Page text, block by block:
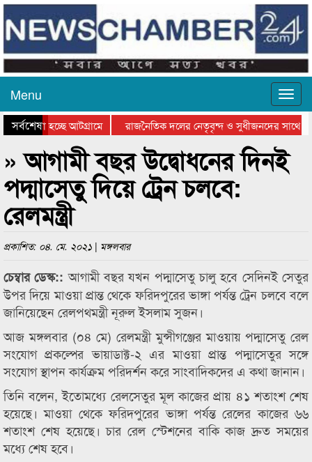
Menu
সর্বশেষ
যাওয়া হচ্ছে আটগ্রামে
রাজনৈতিক দলের নেতৃবৃন্দ ও সুধীজনদের সাথে
পুরস্কার বিতরণ সম্পন্ন
সিলেটে বাংলাদেশ গ্রুপ থিয়েটার ফেডারেশানের
» আগামী বছর উদ্বোধনের দিনই
পদ্মাসেতু দিয়ে ট্রেন চলবে:
রেলমন্ত্রী
প্রকাশিত: ০৪. মে. ২০২১ | মঙ্গলবার
চেম্বার ডেস্ক::আগামী বছর যখন পদ্মাসেতু চালু হবে সেদিনই সেতুর
উপর দিয়ে মাওয়া প্রান্ত থেকে ফরিদপুরের ভাঙ্গা পর্যন্ত ট্রেন চলবে বলে
জানিয়েছেন রেলপথমন্ত্রী নূরুল ইসলাম সুজন।
আজ মঙ্গলবার (০৪ মে) রেলমন্ত্রী মুন্সীগঞ্জের মাওয়ায় পদ্মাসেতু রেল
সংযোগ প্রকল্পের ভায়াডাক্ট-২ এর মাওয়া প্রান্ত পদ্মাসেতুর সঙ্গে
সংযোগ স্থাপন কার্যক্রম পরিদর্শন করে সাংবাদিকদের এ কথা জানান।
তিনি বলেন, ইতোমধ্যে রেলসেতুর মূল কাজের প্রায় ৪১ শতাংশ শেষ
হয়েছে। মাওয়া থেকে ফরিদপুরের ভাঙ্গা পর্যন্ত রেলের কাজের ৬৬
শতাংশ শেষ হয়েছে। চার রেল স্টেশনের বাকি কাজ দ্রুত সময়ের
মধ্যে শেষ হবে।